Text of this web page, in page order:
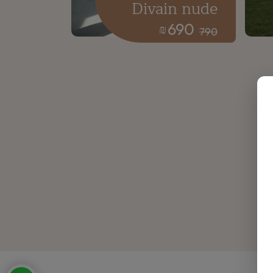
790
690
₪
Divain nude